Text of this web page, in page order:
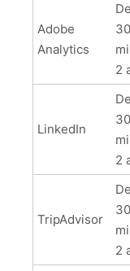
Adobe
Analytics
De
30
2
LinkedIn
De
30
2
TripAdvisor
De
30
2